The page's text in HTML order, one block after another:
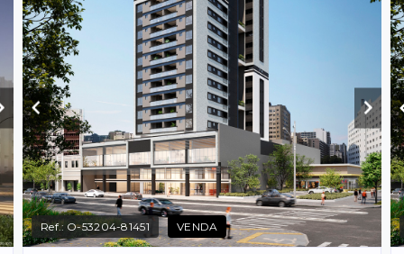
Ref.: O-53204-81451 VENDA